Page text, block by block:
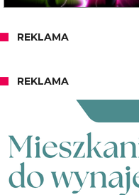
REKLAMA
REKLAMA